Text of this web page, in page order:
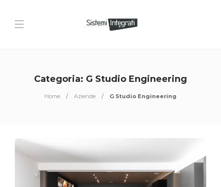
Categoria: G Studio Engineering
Home Aziende G Studio Engineering